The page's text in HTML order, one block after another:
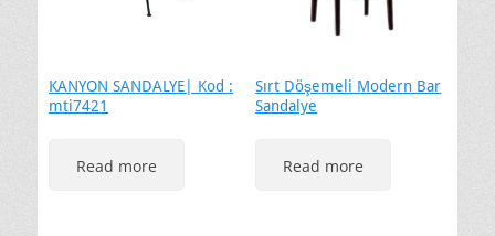
KANYON SANDALYE| Kod :
mti7421
Read more
Sırt Döşemeli Modern Bar
Sandalye
Read more